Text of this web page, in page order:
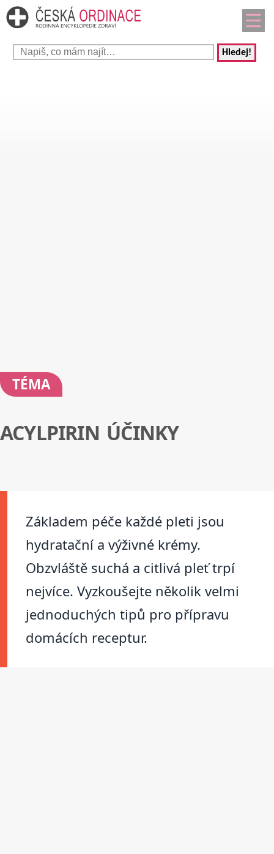
Hledej!
TÉMA
ACYLPIRIN ÚČINKY
Základem péče každé pleti jsou
hydratační a výživné krémy.
Obzvláště suchá a citlivá pleť trpí
nejvíce. Vyzkoušejte několik velmi
jednoduchých tipů pro přípravu
domácích receptur.